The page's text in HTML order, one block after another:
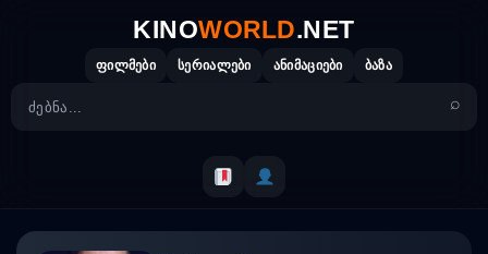
KINOWORLD.NET
ფილმები სერიალები ანიმაციები ბაზა